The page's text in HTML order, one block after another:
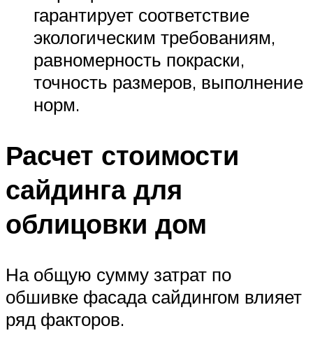
гарантирует соответствие
экологическим требованиям,
равномерность покраски,
точность размеров, выполнение
норм.
Расчет стоимости
сайдинга для
облицовки дом
На общую сумму затрат по
обшивке фасада сайдингом влияет
ряд факторов.